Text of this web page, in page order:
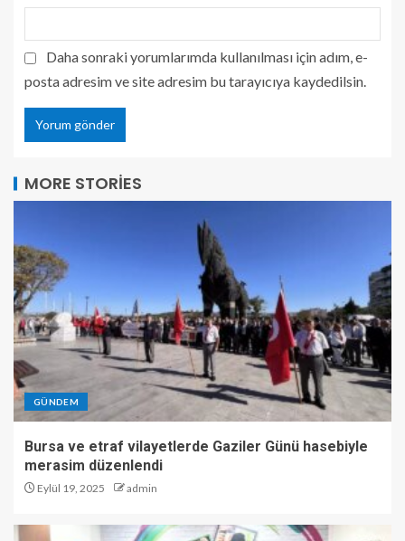
Daha sonraki yorumlarımda kullanılması için adım, e-
posta adresim ve site adresim bu tarayıcıya kaydedilsin.
MORE STORIES
GÜNDEM
Bursa ve etraf vilayetlerde Gaziler Günü hasebiyle
merasim düzenlendi
Eylül 19, 2025 admin